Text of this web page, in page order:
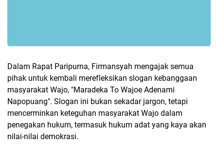
Dalam Rapat Paripurna, Firmansyah mengajak semua
pihak untuk kembali merefleksikan slogan kebanggaan
masyarakat Wajo, "Maradeka To Wajoe Adenami
Napopuang". Slogan ini bukan sekadar jargon, tetapi
mencerminkan keteguhan masyarakat Wajo dalam
penegakan hukum, termasuk hukum adat yang kaya akan
nilai-nilai demokrasi.